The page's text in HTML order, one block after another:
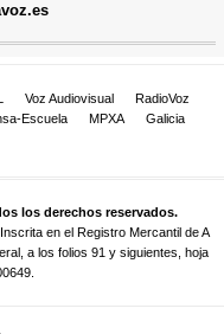
Voz Audiovisual
RadioVoz
Escuela MPXA
Galicia
los derechos reservados.
en el Registro Mercantil de A
a los folios 91 y siguientes, hoja